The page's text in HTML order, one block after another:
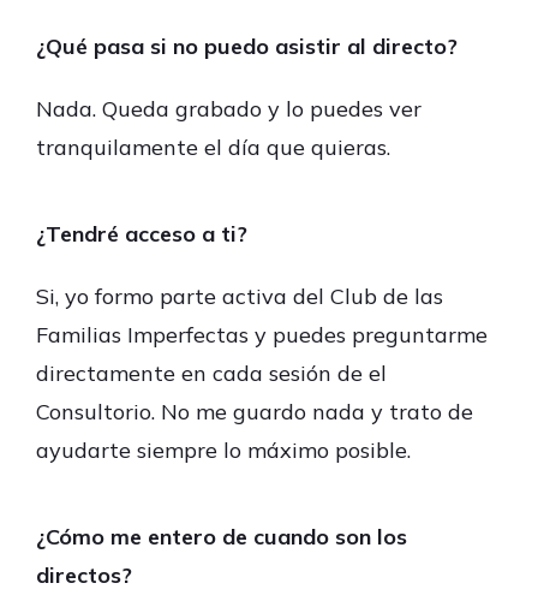
¿Qué pasa si no puedo asistir al directo?
Nada. Queda grabado y lo puedes ver
tranquilamente el día que quieras.
¿Tendré acceso a ti?
Si, yo formo parte activa del Club de las
Familias Imperfectas y puedes preguntarme
directamente en cada sesión de el
Consultorio. No me guardo nada y trato de
ayudarte siempre lo máximo posible.
¿Cómo me entero de cuando son los
directos?